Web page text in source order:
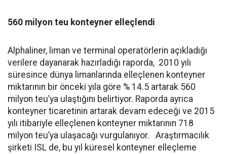
560 milyon teu konteyner elleçlendi
Alphaliner, liman ve terminal operatörlerin açıkladığı
verilere dayanarak hazırladığı raporda, 2010 yılı
süresince dünya limanlarında elleçlenen konteyner
miktarının bir önceki yıla göre % 14.5 artarak 560
milyon teu’ya ulaştığını belirtiyor. Raporda ayrıca
konteyner ticaretinin artarak devam edeceği ve 2015
yılı itibariyle elleçlenen konteyner miktarının 718
milyon teu’ya ulaşacağı vurgulanıyor. Araştırmacılık
şirketi ISL de, bu yıl küresel konteyner elleçleme